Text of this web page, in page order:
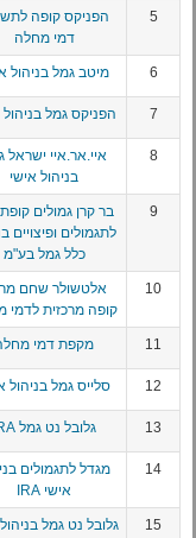
5
הפניקס קופה
דמי מחלה
6 מיטב גמל בניהול
7 הפניקס גמל בניהול
8
איי.אר.איי ישראל
בניהול אישי
9
בר קרן גמולים
לתגמולים ופיצויים
כלל גמל בע"מ
10
אלטשולר שחם
קופה מרכזית לדמי
11 מקפת דמי
12 סלייס גמל בניהול
13 גלובל נט גמל IRA
14
מגדל לתגמולים
אישי IRA
15 גלובל נט גמל